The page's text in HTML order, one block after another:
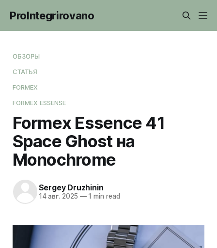
ProIntegrirovano
ОБЗОРЫ
СТАТЬЯ
FORMEX
FORMEX ESSENSE
Formex Essence 41
Space Ghost на
Monochrome
Sergey Druzhinin
14 авг. 2025 —1 min read